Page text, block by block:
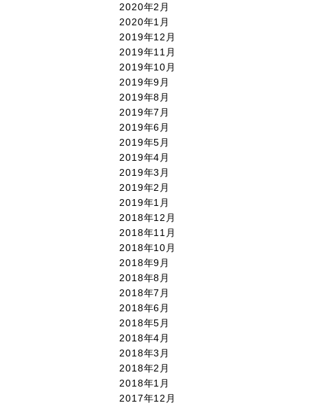
2020年2月
2020年1月
2019年12月
2019年11月
2019年10月
2019年9月
2019年8月
2019年7月
2019年6月
2019年5月
2019年4月
2019年3月
2019年2月
2019年1月
2018年12月
2018年11月
2018年10月
2018年9月
2018年8月
2018年7月
2018年6月
2018年5月
2018年4月
2018年3月
2018年2月
2018年1月
2017年12月